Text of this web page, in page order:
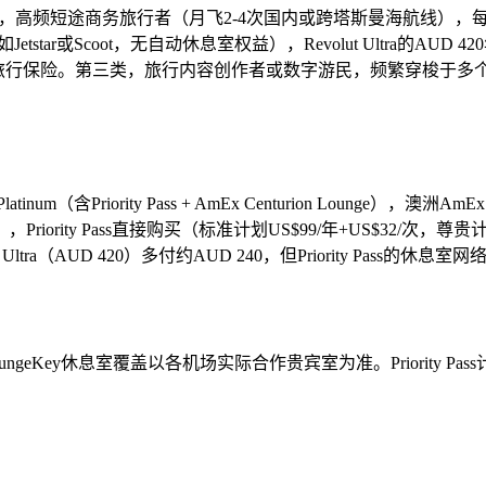
高频短途商务旅行者（月飞2-4次国内或跨塔斯曼海航线）
或Scoot，无自动休息室权益），Revolut Ultra的AUD
保险。第三类，旅行内容创作者或数字游民，频繁穿梭于
（含Priority Pass + AmEx Centurion Lounge），澳洲
，Priority Pass直接购买（标准计划US$99/年+US$32/次，尊
（AUD 420）多付约AUD 240，但Priority Pass的休息室网
休息室覆盖以各机场实际合作贵宾室为准。Priority